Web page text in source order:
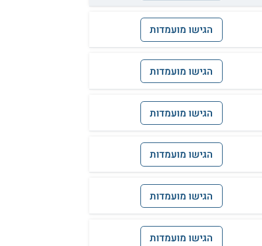
הגישו מועמדות
הגישו מועמדות
הגישו מועמדות
הגישו מועמדות
הגישו מועמדות
הגישו מועמדות